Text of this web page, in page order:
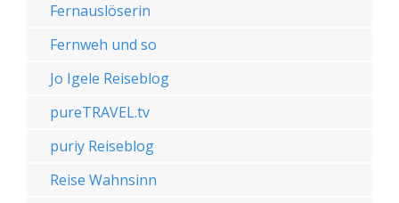
Fernauslöserin
Fernweh und so
Jo Igele Reiseblog
pureTRAVEL.tv
puriy Reiseblog
Reise Wahnsinn